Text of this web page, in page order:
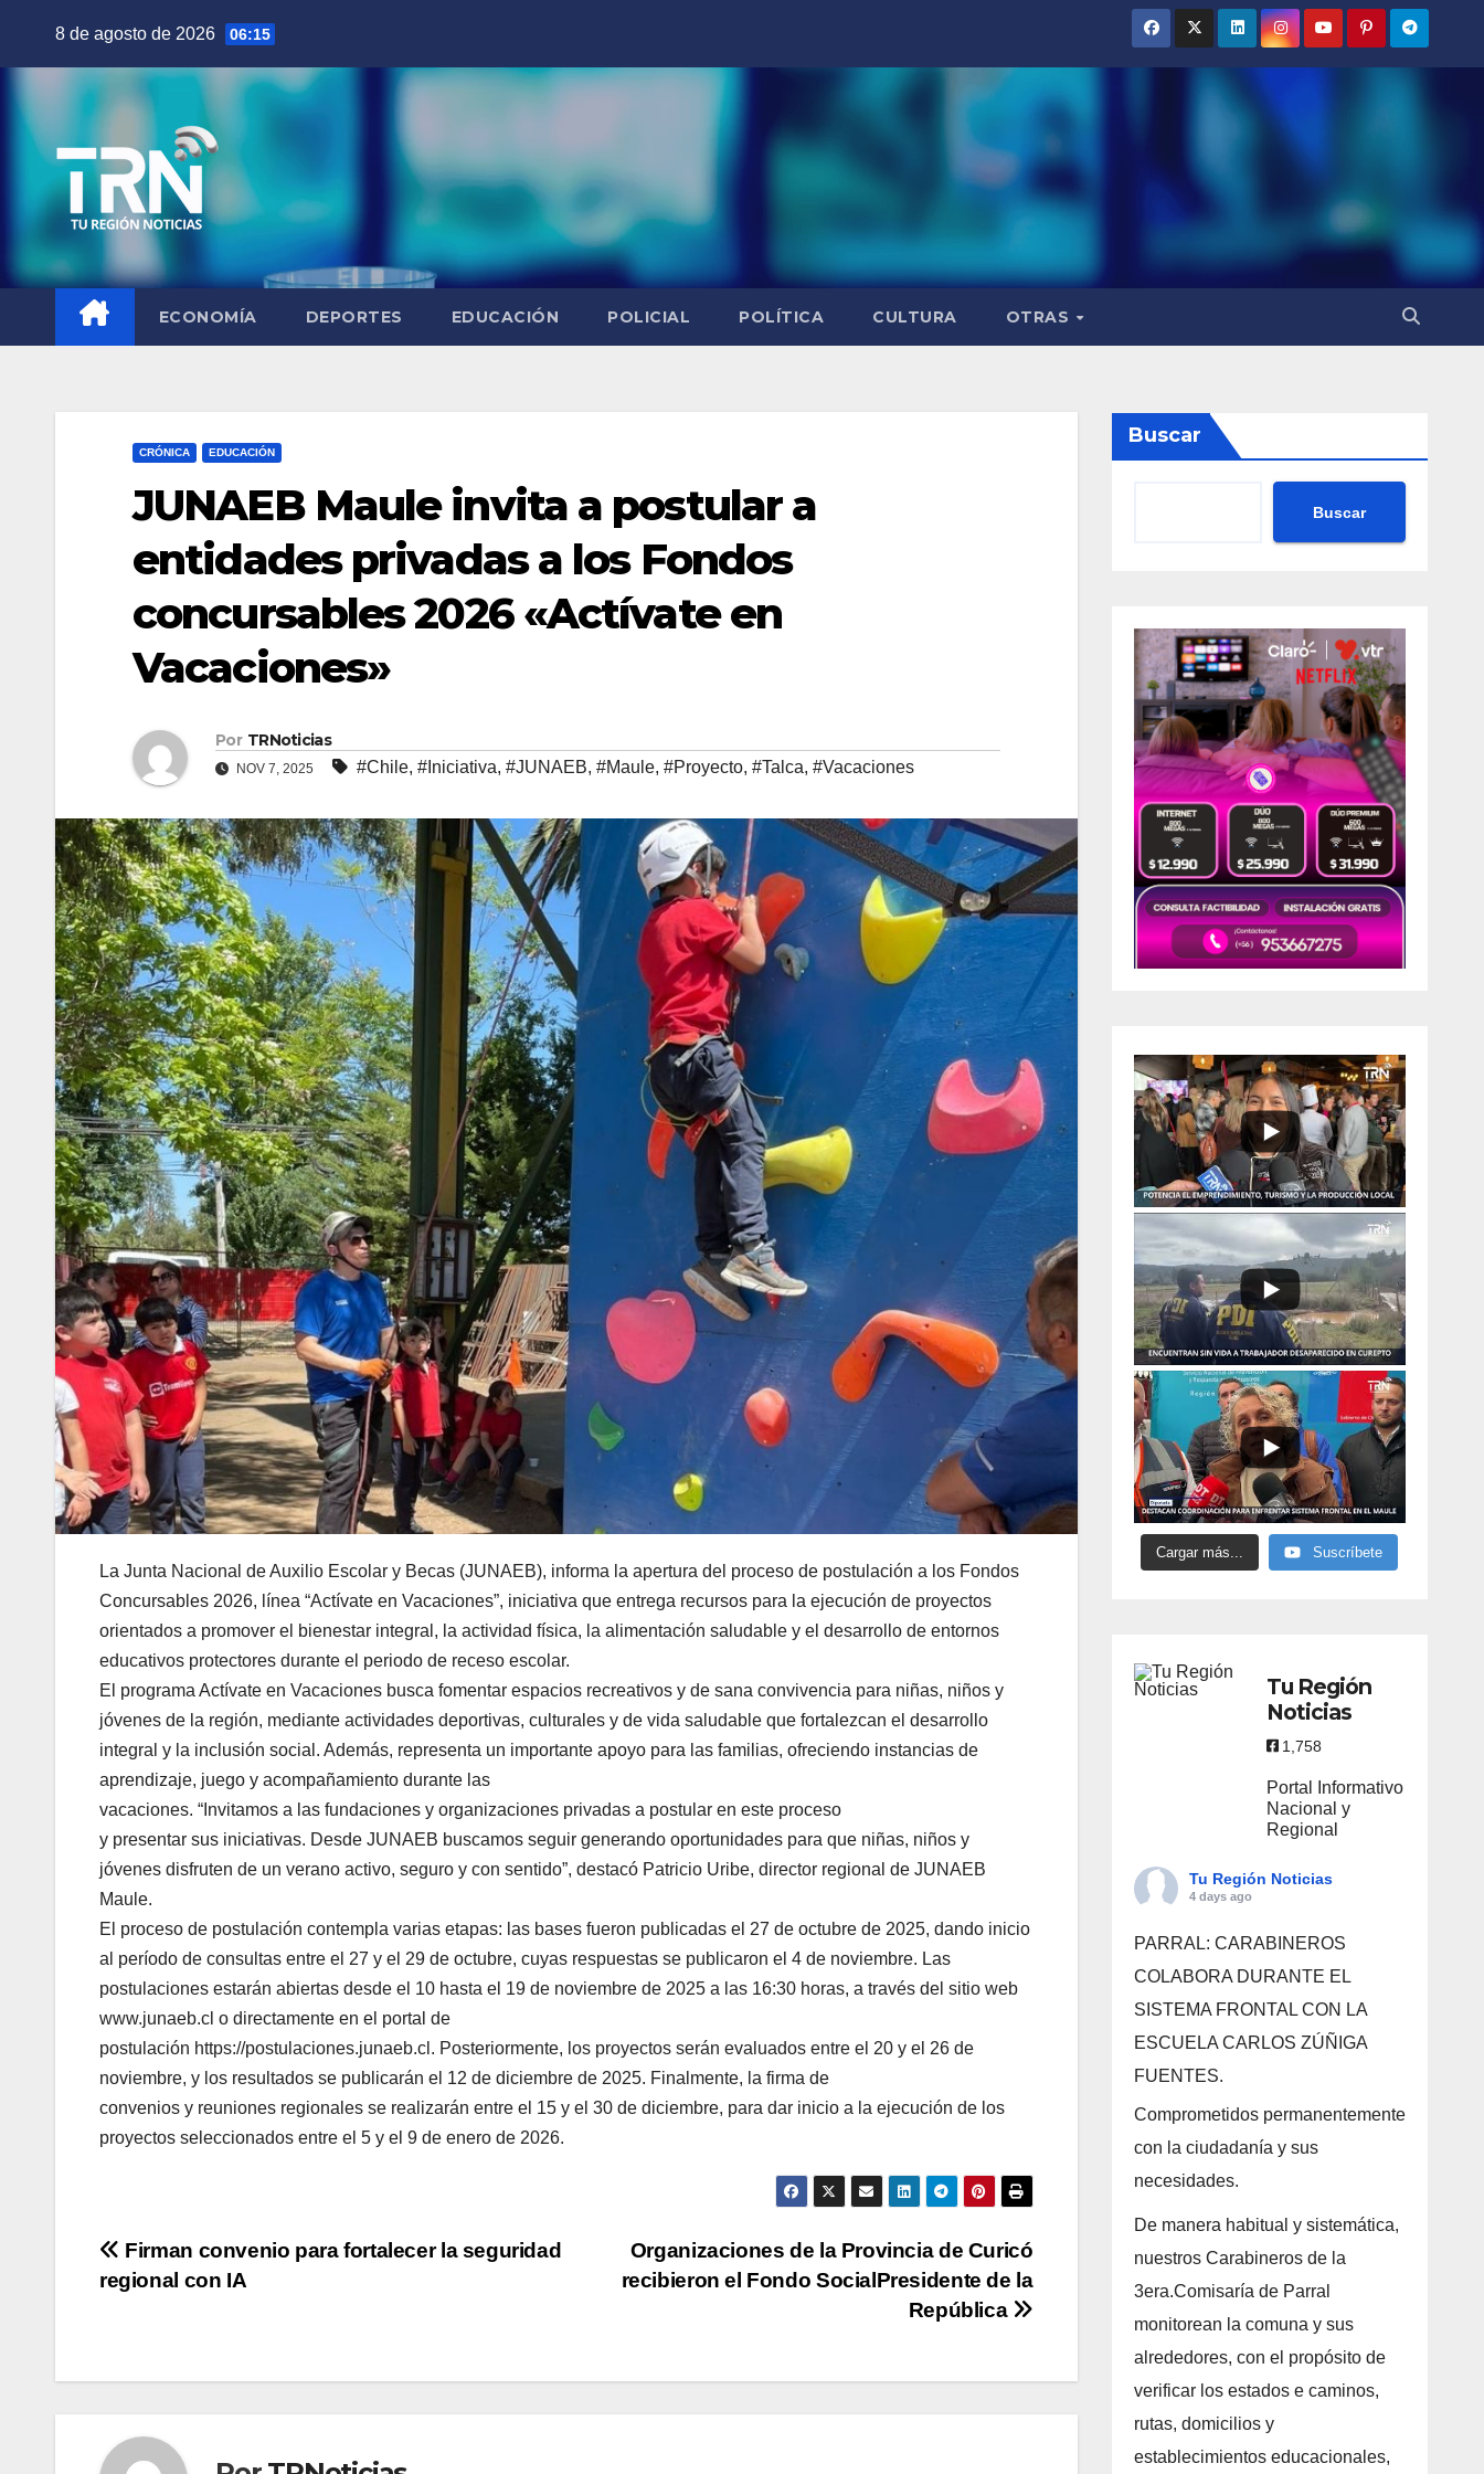
8 de agosto de 2026 06:15
ECONOMÍA DEPORTES EDUCACIÓN POLICIAL POLÍTICA CULTURA OTRAS
CRÓNICA EDUCACIÓN
JUNAEB Maule invita a postular a
entidades privadas a los Fondos
concursables 2026 «Actívate en
Vacaciones»
Por TRNoticias
NOV 7, 2025 #Chile, #Iniciativa, #JUNAEB, #Maule, #Proyecto, #Talca, #Vacaciones
La Junta Nacional de Auxilio Escolar y Becas (JUNAEB), informa la apertura del proceso de postulación a los Fondos
Concursables 2026, línea “Actívate en Vacaciones”, iniciativa que entrega recursos para la ejecución de proyectos
orientados a promover el bienestar integral, la actividad física, la alimentación saludable y el desarrollo de entornos
educativos protectores durante el periodo de receso escolar.
El programa Actívate en Vacaciones busca fomentar espacios recreativos y de sana convivencia para niñas, niños y
jóvenes de la región, mediante actividades deportivas, culturales y de vida saludable que fortalezcan el desarrollo
integral y la inclusión social. Además, representa un importante apoyo para las familias, ofreciendo instancias de
aprendizaje, juego y acompañamiento durante las
vacaciones. “Invitamos a las fundaciones y organizaciones privadas a postular en este proceso
y presentar sus iniciativas. Desde JUNAEB buscamos seguir generando oportunidades para que niñas, niños y
jóvenes disfruten de un verano activo, seguro y con sentido”, destacó Patricio Uribe, director regional de JUNAEB
Maule.
El proceso de postulación contempla varias etapas: las bases fueron publicadas el 27 de octubre de 2025, dando inicio
al período de consultas entre el 27 y el 29 de octubre, cuyas respuestas se publicaron el 4 de noviembre. Las
postulaciones estarán abiertas desde el 10 hasta el 19 de noviembre de 2025 a las 16:30 horas, a través del sitio web
www.junaeb.cl o directamente en el portal de
postulación https://postulaciones.junaeb.cl. Posteriormente, los proyectos serán evaluados entre el 20 y el 26 de
noviembre, y los resultados se publicarán el 12 de diciembre de 2025. Finalmente, la firma de
convenios y reuniones regionales se realizarán entre el 15 y el 30 de diciembre, para dar inicio a la ejecución de los
proyectos seleccionados entre el 5 y el 9 de enero de 2026.
Navegación
de
Organizaciones de la Provincia de Curicó
recibieron el Fondo SocialPresidente de la
República
Firman convenio para fortalecer la seguridad
regional con IA
Buscar
Buscar
Cargar más... Suscríbete
Tu Región
Noticias
1,758
Portal Informativo
Nacional y
Regional
Tu Región Noticias
4 days ago
PARRAL: CARABINEROS
COLABORA DURANTE EL
SISTEMA FRONTAL CON LA
ESCUELA CARLOS ZÚÑIGA
FUENTES.
Comprometidos permanentemente
con la ciudadanía y sus
necesidades.
De manera habitual y sistemática,
nuestros Carabineros de la
3era.Comisaría de Parral
monitorean la comuna y sus
alrededores, con el propósito de
verificar los estados e caminos,
rutas, domicilios y
establecimientos educacionales,